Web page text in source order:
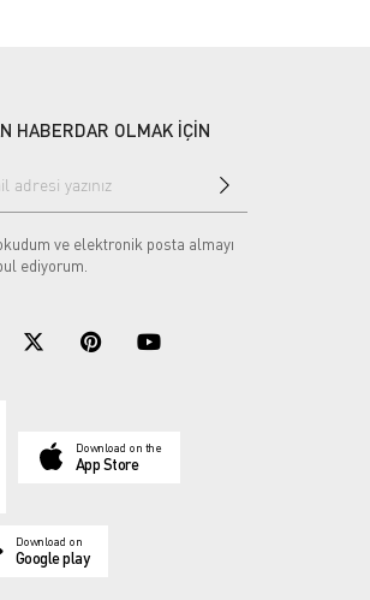
HABERDAR OLMAK İÇİN
ve elektronik posta almayı
ediyorum.
Download on the
App Store
Download on
Google play